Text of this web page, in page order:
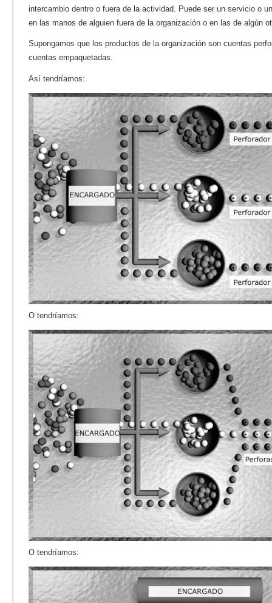
intercambio dentro o fuera de la actividad. Puede ser un servicio o
en las manos de alguien fuera de la organización o en las de algún
Supongamos que los productos de la organización son cuentas
cuentas empaquetadas.
Así tendríamos:
O tendríamos:
O tendríamos: